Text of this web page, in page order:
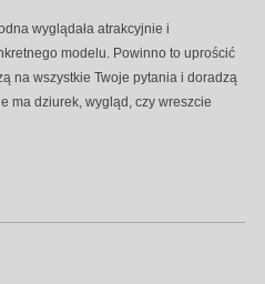
wyglądała atrakcyjnie i
modelu. Powinno to uprościć
na wszystkie Twoje pytania i doradzą
ma dziurek, wygląd, czy wreszcie